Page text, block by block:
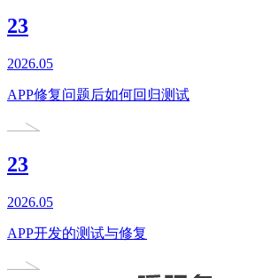
23
2026.05
APP修复问题后如何回归测试
23
2026.05
APP开发的测试与修复